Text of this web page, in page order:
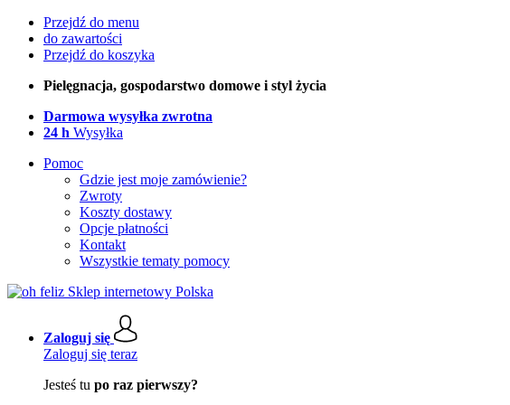
Przejdź do menu
do zawartości
Przejdź do koszyka
Pielęgnacja, gospodarstwo domowe i styl życia
Darmowa wysyłka zwrotna
24 h Wysyłka
Pomoc
Gdzie jest moje zamówienie?
Zwroty
Koszty dostawy
Opcje płatności
Kontakt
Wszystkie tematy pomocy
Zaloguj się
Zaloguj się teraz
Jesteś tu po raz pierwszy?